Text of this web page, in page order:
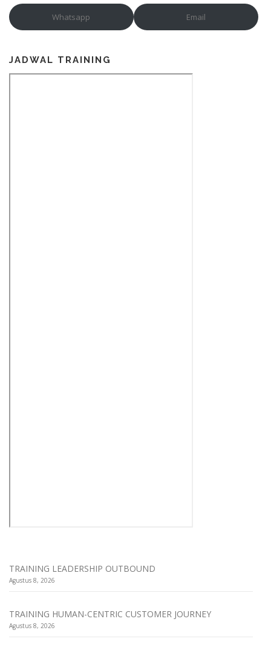
Whatsapp Email
JADWAL TRAINING
TRAINING LEADERSHIP OUTBOUND
Agustus 8, 2026
TRAINING HUMAN-CENTRIC CUSTOMER JOURNEY
Agustus 8, 2026